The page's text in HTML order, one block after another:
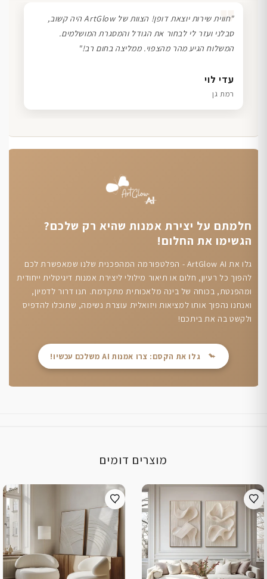
שרון כהן
תל אביב
❞
"חווית שירות יוצאת דופן! הצוות של ArtGlow היה קשוב,
סבלני ועזר לי לבחור את הגודל והמסגרת המושלמים.
המשלוח הגיע מהר מהצפוי. ממליצה בחום רב!"
עדי לוי
רמת גן
דנה גל
חיפה
ליאת ויוסי מ.
הוד השרון
חלמתם על יצירת אמנות שהיא רק שלכם?
הגשימו את החלום!
גלו את ArtGlow AI - הפלטפורמה המהפכנית שלנו שמאפשרת לכם
להפוך כל רעיון, חלום או תיאור מילולי ליצירת אמנות דיגיטלית ייחודית
ומהפנטת, בכוחה של בינה מלאכותית מתקדמת. תנו דרור לדמיון,
ואנחנו נהפוך אותו למציאות ויזואלית עוצרת נשימה, שתוכלו להדפיס
ולקשט בה את ביתכם!
גלו את הקסם: צרו אמנות AI משלכם עכשיו!
מוצרים דומים